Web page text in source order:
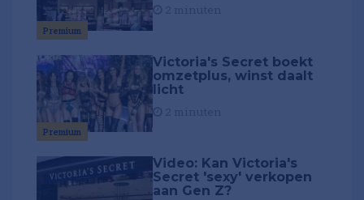
Premium
Premium
Victoria's Secret boekt
omzetplus, winst daalt
licht
Video: Kan Victoria's
Secret 'sexy' verkopen
aan Gen Z?